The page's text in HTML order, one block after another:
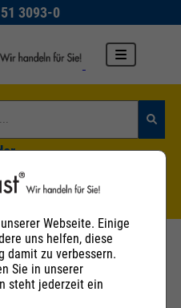
3093-0
Webseite. Einige
uns helfen, diese
damit zu verbessern.
Sie in unserer
steht jederzeit ein